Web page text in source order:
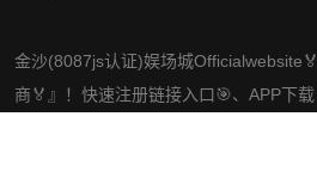
金沙(8087js认证)娱场城
商🏅』！快速注册链接入口🎯、APP下